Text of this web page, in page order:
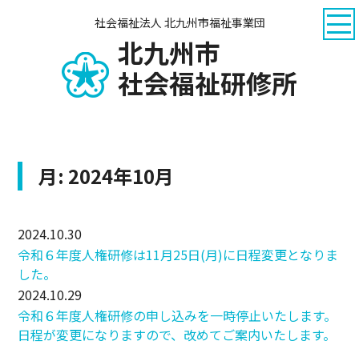
社会福祉法人 北九州市福祉事業団
北九州市
社会福祉研修所
月: 2024年10月
2024.10.30
令和６年度人権研修は11月25日(月)に日程変更となりま
した。
2024.10.29
令和６年度人権研修の申し込みを一時停止いたします。
日程が変更になりますので、改めてご案内いたします。